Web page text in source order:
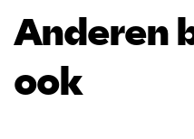
Anderen
ook